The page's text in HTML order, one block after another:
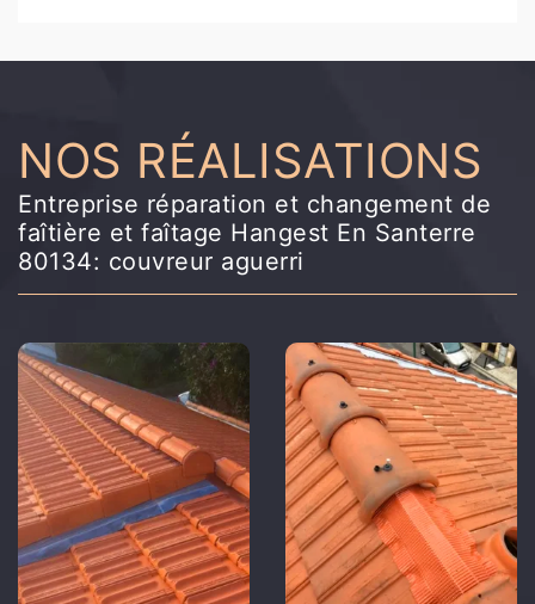
NOS RÉALISATIONS
Entreprise réparation et changement de
faîtière et faîtage Hangest En Santerre
80134: couvreur aguerri